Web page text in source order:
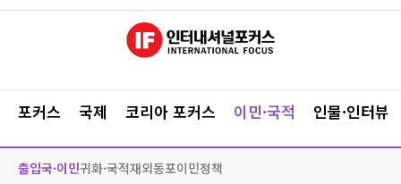
포커스 국제 코리아 포커스 이민·국적 인물·인터뷰
출입국·이민귀화·국적재외동포이민정책